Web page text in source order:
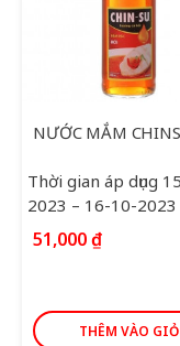
Thời gian áp dụng
2023 – 16-10-2023
51,000₫
THÊM VÀO GIỎ